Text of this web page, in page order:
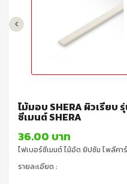
ไม้มอบ SHERA ผิวเรียบ
ซีเมนต์ SHERA
36.00 บาท
ไฟเบอร์ซีเมนต์ ไม้อัด ยิปซัม โพลีคา
รายละเอียด :